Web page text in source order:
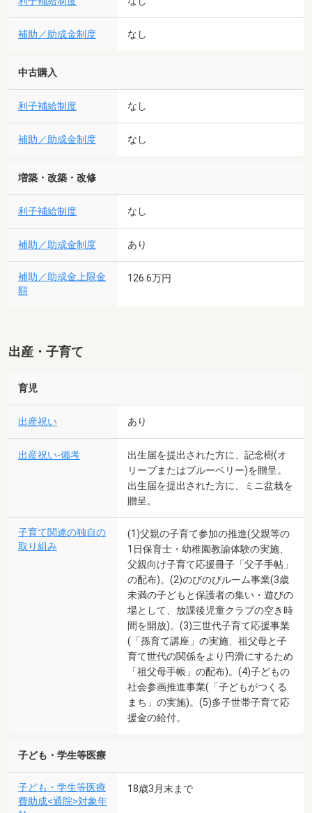
補助／助成金制度 なし
中古購入
利子補給制度 なし
補助／助成金制度 なし
増築・改築・改修
利子補給制度 なし
補助／助成金制度 あり
補助／助成金上限金
額
126.6万円
出産・子育て
育児
出産祝い あり
出産祝い-備考
出生届を提出された方に、記念樹(オ
リーブまたはブルーベリー)を贈呈。
出生届を提出された方に、ミニ盆栽を
贈呈。
子育て関連の独自の
取り組み
(1)父親の子育て参加の推進(父親等の
1日保育士・幼稚園教諭体験の実施、
父親向け子育て応援冊子「父子手帖」
の配布)。(2)のびのびルーム事業(3歳
未満の子どもと保護者の集い・遊びの
場として、放課後児童クラブの空き時
間を開放)。(3)三世代子育て応援事業
(「孫育て講座」の実施、祖父母と子
育て世代の関係をより円滑にするため
「祖父母手帳」の配布)。(4)子どもの
社会参画推進事業(「子どもがつくる
まち」の実施)。(5)多子世帯子育て応
援金の給付。
子ども・学生等医療
子ども・学生等医療
費助成<通院>対象年
18歳3月末まで